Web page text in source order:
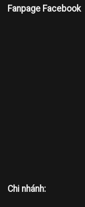
Fanpage Facebook
Chi nhánh: